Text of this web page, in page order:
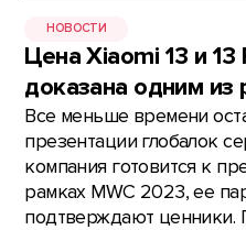
НОВОСТИ
Цена Xiaomi 13 и 13
доказана одним из
Все меньше времени
презентации глобалок
компания готовится к
рамках MWC 2023, ее
подтверждают ценники.